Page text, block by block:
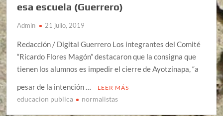
esa escuela (Guerrero)
Admin 21 julio, 2019
Redacción / Digital Guerrero Los integrantes del Comité
“Ricardo Flores Magón” destacaron que la consigna que
tienen los alumnos es impedir el cierre de Ayotzinapa, “a
pesar de la intención …
LEER MÁS
educacion publica normalistas